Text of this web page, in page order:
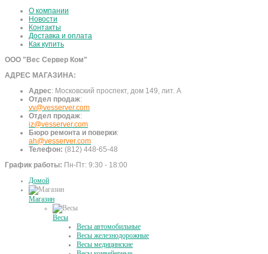
О компании
Новости
Контакты
Доставка и оплата
Как купить
ООО "Вес Сервер Ком"
АДРЕС МАГАЗИНА:
Адрес: Московский проспект, дом 149, лит. А
Отдел продаж:
vv@vesserver.com
Отдел продаж:
iz@vesserver.com
Бюро ремонта и поверки:
ah@vesserver.com
Телефон: (812) 448-65-48
График работы: Пн-Пт: 9:30 - 18:00
Домой
Магазин
Весы
Весы автомобильные
Весы железнодорожные
Весы медицинские